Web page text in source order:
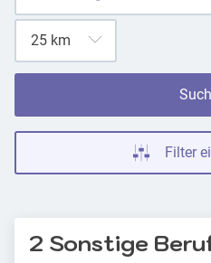
Filter
2 Sonstige